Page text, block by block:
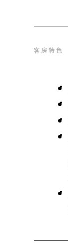
客房特色